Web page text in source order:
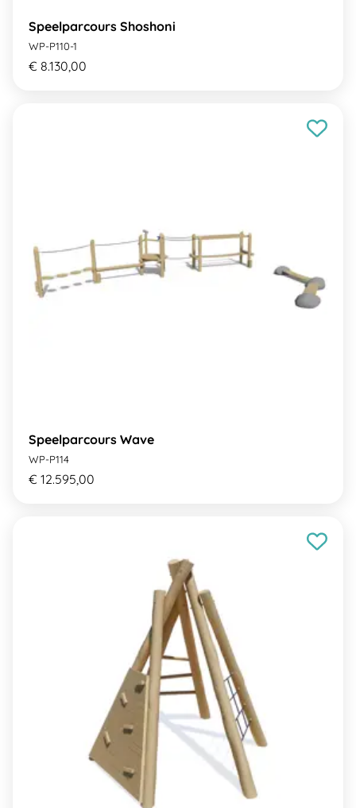
Speelparcours Shoshoni
WP-P110-1
€ 8.130,00
Speelparcours Wave
WP-P114
€ 12.595,00